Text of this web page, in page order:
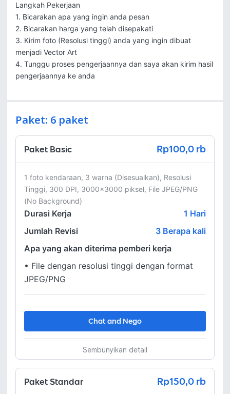
Langkah Pekerjaan
1. Bicarakan apa yang ingin anda pesan
2. Bicarakan harga yang telah disepakati
3. Kirim foto (Resolusi tinggi) anda yang ingin dibuat
menjadi Vector Art
4. Tunggu proses pengerjaannya dan saya akan kirim hasil
pengerjaannya ke anda
Paket: 6 paket
Paket Basic Rp100,0 rb
1 foto kendaraan, 3 warna (Disesuaikan), Resolusi
Tinggi, 300 DPI, 3000x3000 piksel, File JPEG/PNG
(No Background)
Durasi Kerja 1 Hari
Jumlah Revisi
3 Berapa kali
Apa yang akan diterima pemberi kerja
• File dengan resolusi tinggi dengan format
JPEG/PNG
Chat and Nego
Sembunyikan detail
Paket Standar Rp150,0 rb